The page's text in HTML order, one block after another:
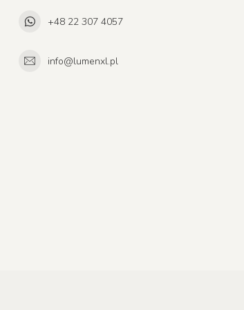
+48 22 307 4057
info@lumenxl.pl